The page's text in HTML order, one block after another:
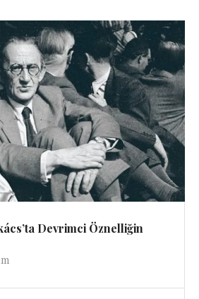
Devrimci Öznelliğin